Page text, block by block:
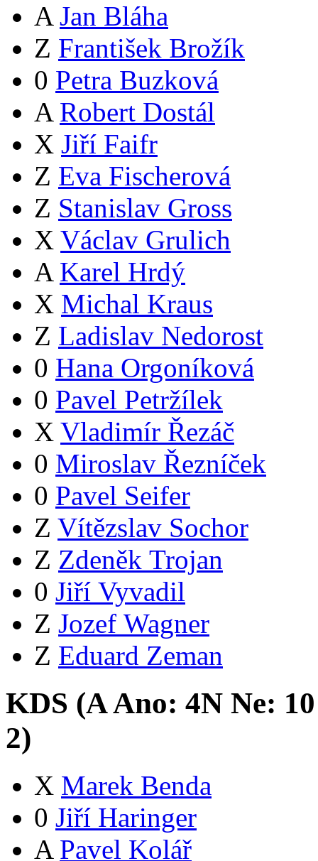
A Jan Bláha
Z František Brožík
0 Petra Buzková
A Robert Dostál
X Jiří Faifr
Z Eva Fischerová
Z Stanislav Gross
X Václav Grulich
A Karel Hrdý
X Michal Kraus
Z Ladislav Nedorost
0 Hana Orgoníková
0 Pavel Petržílek
X Vladimír Řezáč
0 Miroslav Řezníček
0 Pavel Seifer
Z Vítězslav Sochor
Z Zdeněk Trojan
0 Jiří Vyvadil
Z Jozef Wagner
Z Eduard Zeman
KDS (AAno: 4N Ne: 10
2)
X Marek Benda
0 Jiří Haringer
A Pavel Kolář